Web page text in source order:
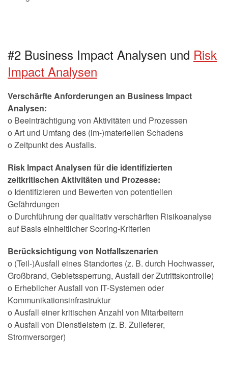
#2 Business Impact Analysen und Risk
Impact Analysen
Verschärfte Anforderungen an Business Impact
Analysen:
o Beeinträchtigung von Aktivitäten und Prozessen
o Art und Umfang des (im-)materiellen Schadens
o Zeitpunkt des Ausfalls.
Risk Impact Analysen für die identifizierten
zeitkritischen Aktivitäten und Prozesse:
o Identifizieren und Bewerten von potentiellen
Gefährdungen
o Durchführung der qualitativ verschärften Risikoanalyse
auf Basis einheitlicher Scoring-Kriterien
Berücksichtigung von Notfallszenarien
o (Teil-)Ausfall eines Standortes (z. B. durch Hochwasser,
Großbrand, Gebietssperrung, Ausfall der Zutrittskontrolle)
o Erheblicher Ausfall von IT-Systemen oder
Kommunikationsinfrastruktur
o Ausfall einer kritischen Anzahl von Mitarbeitern
o Ausfall von Dienstleistern (z. B. Zulieferer,
Stromversorger)